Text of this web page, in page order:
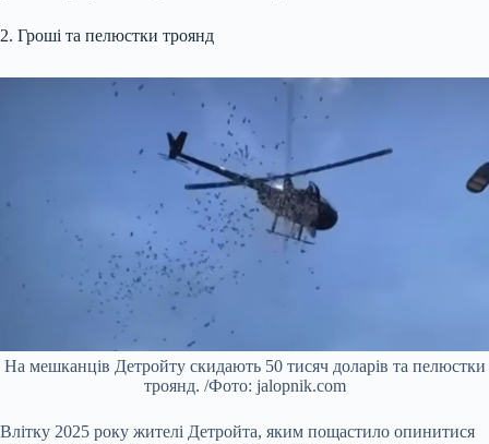
2. Гроші та пелюстки троянд
На мешканців Детройту скидають 50 тисяч доларів та пелюстки
троянд. /Фото: jalopnik.com
Влітку 2025 року жителі Детройта, яким пощастило опинитися